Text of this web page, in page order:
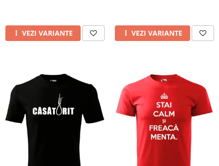
VEZI VARIANTE VEZI VARIANTE